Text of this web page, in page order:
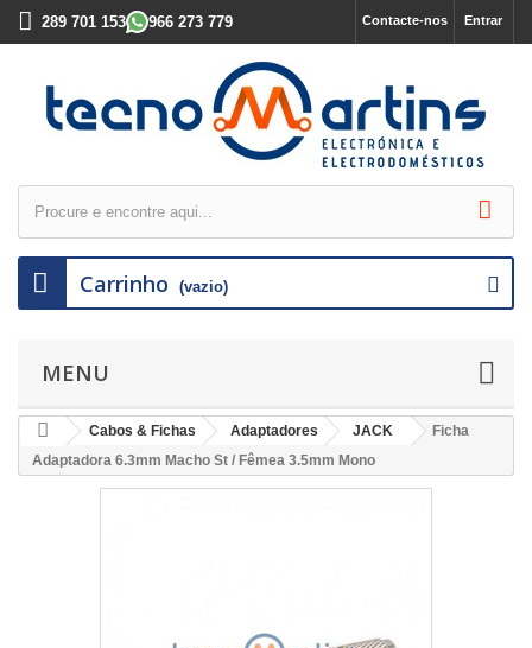
Entrar
Contacte-nos
289 701 153 966 273 779
Carrinho (vazio)
MENU
Cabos & Fichas Adaptadores JACK
Ficha
Adaptadora 6.3mm Macho St / Fêmea 3.5mm Mono